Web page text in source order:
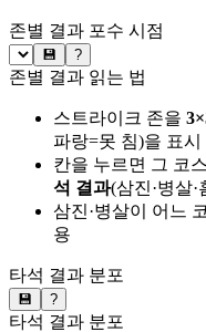
존별 결과 포수 시점
💾 ?
존별 결과 읽는 법
스트라이크 존을
파랑=못 침)을 표시
칸을 누르면 그 코
석 결과(삼진·병살
삼진·병살이 어느
용
타석 결과 분포
💾 ?
타석 결과 분포